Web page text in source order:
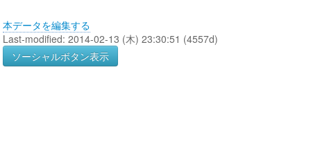
本データを編集する
Last-modified: 2014-02-13 (木) 23:30:51 (4557d)
ソーシャルボタン表示